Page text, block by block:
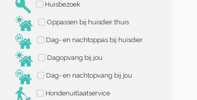
Huisbezoek
Oppassen bij huisdier thuis
Dag- en nachtoppas bij huisdier
Dagopvang bij jou
Dag- en nachtopvang bij jou
Hondenuitlaatservice